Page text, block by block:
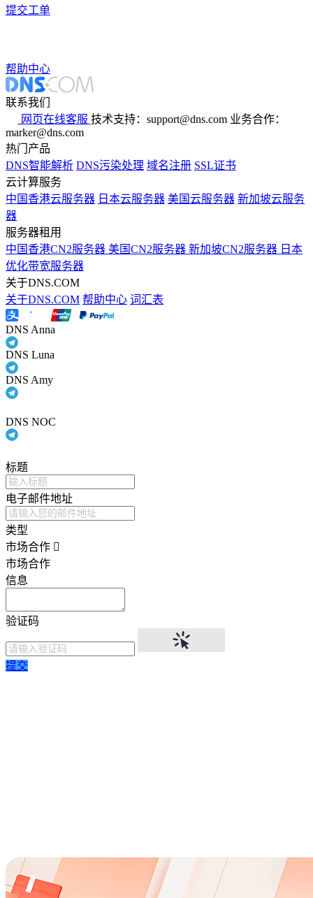
提交工单
帮助中心
联系我们
网页在线客服 技术支持：support@dns.com 业务合作：
marker@dns.com
热门产品
DNS智能解析 DNS污染处理 域名注册 SSL证书
云计算服务
中国香港云服务器 日本云服务器 美国云服务器 新加坡云服务
器
服务器租用
中国香港CN2服务器 美国CN2服务器 新加坡CN2服务器 日本
优化带宽服务器
关于DNS.COM
关于DNS.COM 帮助中心 词汇表
DNS Anna
DNS Luna
DNS Amy
DNS NOC
标题
电子邮件地址
类型
市场合作
市场合作
信息
验证码
提交